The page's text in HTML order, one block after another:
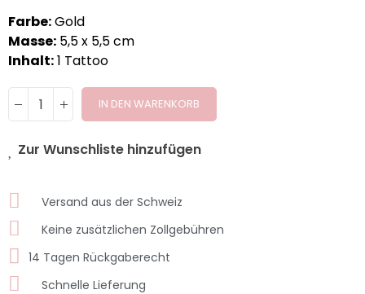
Farbe:Gold
Masse: 5,5 x 5,5 cm
Inhalt:1 Tattoo
IN DEN WARENKORB
Zur Wunschliste hinzufügen
Versand aus der Schweiz
Keine zusätzlichen Zollgebühren
14 Tagen Rückgaberecht
Schnelle Lieferung